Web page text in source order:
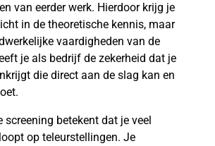
van eerder werk. Hierdoor krijg je
in de theoretische kennis, maar
vaardigheden van de
je als bedrijf de zekerheid dat je
die direct aan de slag kan en
screening betekent dat je veel
op teleurstellingen. Je